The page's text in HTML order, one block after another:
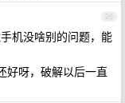
26
机没啥别的问题，能
好呀，破解以后一直